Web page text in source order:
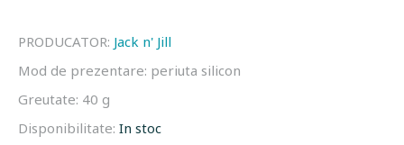
PRODUCATOR: Jack n' Jill
Mod de prezentare: periuta silicon
Greutate: 40 g
Disponibilitate: In stoc